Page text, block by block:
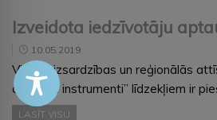
Izveidota iedzīvotāju
10.05.2019
Vides aizsardzības un reģionālās
atbalsta instrumenti” līdzekļiem ir
LASĪT VISU